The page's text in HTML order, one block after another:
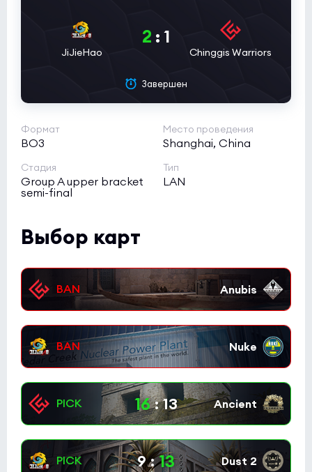
JiJieHao
2 : 1
Chinggis Warriors
Завершен
Формат
BO3
Место проведения
Shanghai, China
Стадия
Group A upper bracket
semi-final
Тип
LAN
Выбор карт
16 : 13
9 : 13